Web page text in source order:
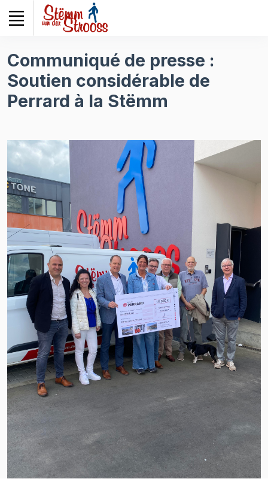
noter
site
Web
comprend
un
Communiqué de presse :
Soutien considérable de
Perrard à la Stëmm